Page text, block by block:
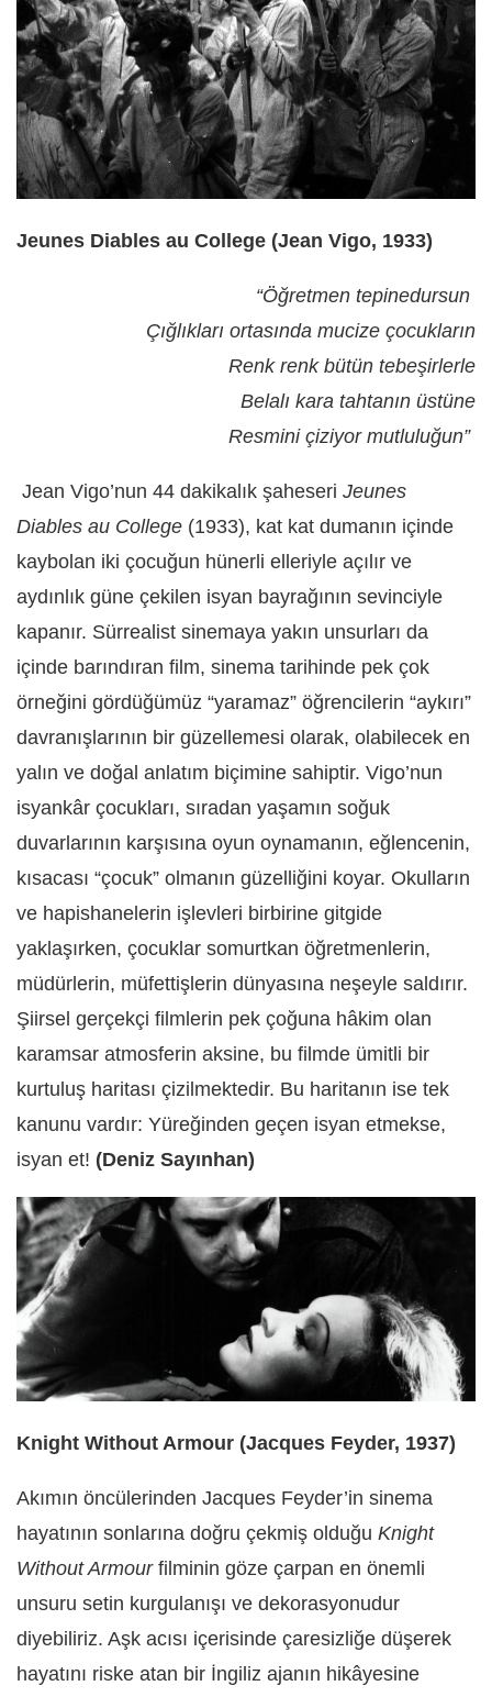
Jeunes Diables au College (Jean Vigo, 1933)
“Öğretmen tepinedursun
Çığlıkları ortasında mucize çocukların
Renk renk bütün tebeşirlerle
Belalı kara tahtanın üstüne
Resmini çiziyor mutluluğun”
Jean Vigo’nun 44 dakikalık şaheseri Jeunes
Diables au College (1933), kat kat dumanın içinde
kaybolan iki çocuğun hünerli elleriyle açılır ve
aydınlık güne çekilen isyan bayrağının sevinciyle
kapanır. Sürrealist sinemaya yakın unsurları da
içinde barındıran film, sinema tarihinde pek çok
örneğini gördüğümüz “yaramaz” öğrencilerin “aykırı”
davranışlarının bir güzellemesi olarak, olabilecek en
yalın ve doğal anlatım biçimine sahiptir. Vigo’nun
isyankâr çocukları, sıradan yaşamın soğuk
duvarlarının karşısına oyun oynamanın, eğlencenin,
kısacası “çocuk” olmanın güzelliğini koyar. Okulların
ve hapishanelerin işlevleri birbirine gitgide
yaklaşırken, çocuklar somurtkan öğretmenlerin,
müdürlerin, müfettişlerin dünyasına neşeyle saldırır.
Şiirsel gerçekçi filmlerin pek çoğuna hâkim olan
karamsar atmosferin aksine, bu filmde ümitli bir
kurtuluş haritası çizilmektedir. Bu haritanın ise tek
kanunu vardır: Yüreğinden geçen isyan etmekse,
isyan et! (Deniz Sayınhan)
Knight Without Armour (Jacques Feyder, 1937)
Akımın öncülerinden Jacques Feyder’in sinema
hayatının sonlarına doğru çekmiş olduğu Knight
Without Armourfilminin göze çarpan en önemli
unsuru setin kurgulanışı ve dekorasyonudur
diyebiliriz. Aşk acısı içerisinde çaresizliğe düşerek
hayatını riske atan bir İngiliz ajanın hikâyesine